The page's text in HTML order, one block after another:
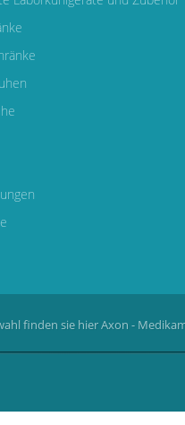
finden sie hierAxon -